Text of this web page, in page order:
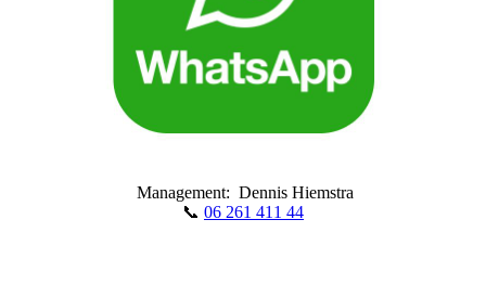
Management: Dennis Hiemstra
📞 06 261 411 44